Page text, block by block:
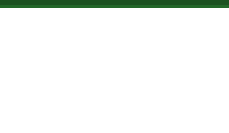
Skip to main content